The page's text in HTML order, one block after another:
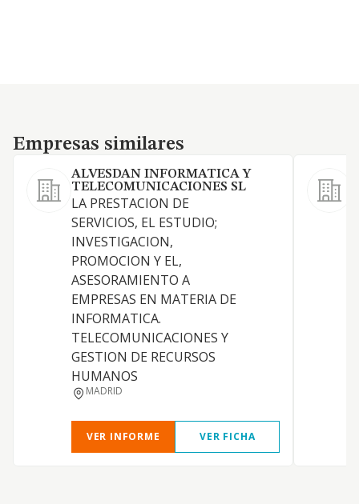
Empresas similares
Empresas similares
ALVESDAN INFORMATICA Y
TELECOMUNICACIONES SL
LA PRESTACION DE
SERVICIOS, EL ESTUDIO;
INVESTIGACION,
PROMOCION Y EL,
ASESORAMIENTO A
EMPRESAS EN MATERIA DE
INFORMATICA.
TELECOMUNICACIONES Y
GESTION DE RECURSOS
HUMANOS
MADRID
VER INFORME VER FICHA